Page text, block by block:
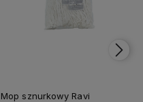
Mop sznurkowy Ravi